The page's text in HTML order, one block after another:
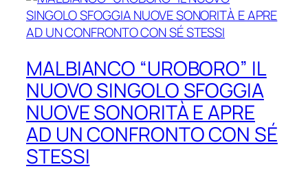
MALBIANCO “UROBORO” IL
NUOVO SINGOLO SFOGGIA
NUOVE SONORITÀ E APRE
AD UN CONFRONTO CON SÉ
STESSI